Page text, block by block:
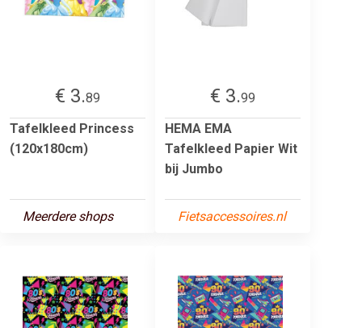
€ 3.89
Tafelkleed Princess
(120x180cm)
Meerdere shops
€ 3.99
HEMA EMA
Tafelkleed Papier Wit
bij Jumbo
Fietsaccessoires.nl